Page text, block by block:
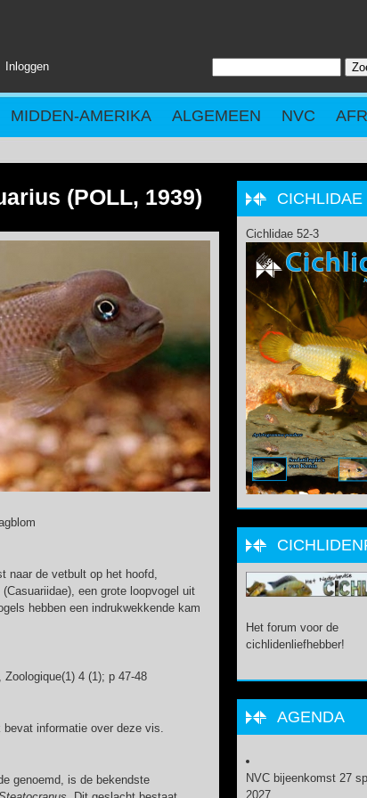
Inloggen
ZOEKVELD
MIDDEN-AMERIKA ALGEMEEN NVC
(POLL, 1939)
naar de vetbult op het hoofd,
een grote loopvogel uit
hebben een indrukwekkende kam
4 (1); p 47-48
bevat informatie over deze vis.
genoemd, is de bekendste
CICHLIDAE
Cichlidae 52-3
Het forum voor de
cichlidenliefhebber!
AGENDA
NVC bijeenkomst 27
2027